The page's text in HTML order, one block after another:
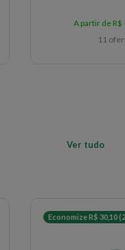
A partir de R$
11
Ver tudo
Economize R$ 30,10